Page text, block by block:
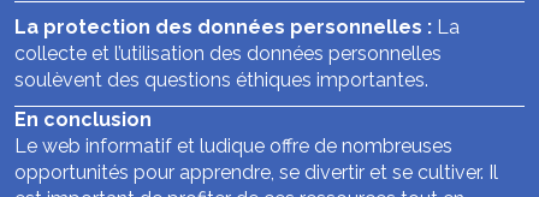
La protection des données personnelles : La
collecte et l’utilisation des données personnelles
soulèvent des questions éthiques importantes.
En conclusion
Le web informatif et ludique offre de nombreuses
opportunités pour apprendre, se divertir et se cultiver. Il